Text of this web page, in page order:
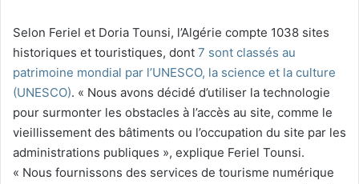
Selon Feriel et Doria Tounsi, l’Algérie compte 1038 sites
historiques et touristiques, dont 7 sont classés au
patrimoine mondial par l’UNESCO, la science et la culture
(UNESCO). « Nous avons décidé d’utiliser la technologie
pour surmonter les obstacles à l’accès au site, comme le
vieillissement des bâtiments ou l’occupation du site par les
administrations publiques », explique Feriel Tounsi.
« Nous fournissons des services de tourisme numérique